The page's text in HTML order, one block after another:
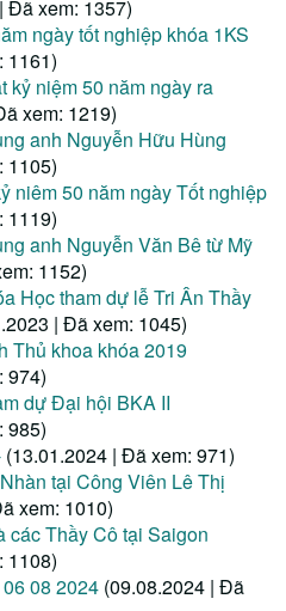
Đã xem: 1357)
ngày tốt nghiệp khóa 1KS
1161)
kỷ niệm 50 năm ngày ra
xem: 1219)
anh Nguyễn Hữu Hùng
1105)
niêm 50 năm ngày Tốt nghiệp
1119)
anh Nguyễn Văn Bê từ Mỹ
1152)
Học tham dự lễ Tri Ân Thầy
| Đã xem: 1045)
Thủ khoa khóa 2019
974)
dự Đại hội BKA II
985)
(13.01.2024 | Đã xem: 971)
tại Công Viên Lê Thị
xem: 1010)
các Thầy Cô tại Saigon
1108)
08 2024 (09.08.2024 | Đã